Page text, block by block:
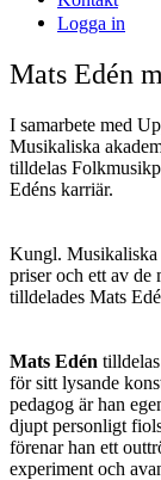
Logga in
Mats Edén
I samarbete med
Musikaliska
tilldelas
Edéns karriär.
Kungl. Musikaliska
priser och ett av de
tilldelades Mats
Mats Edén
för sitt lysande
pedagog är han
djupt personligt
förenar han ett
experiment och